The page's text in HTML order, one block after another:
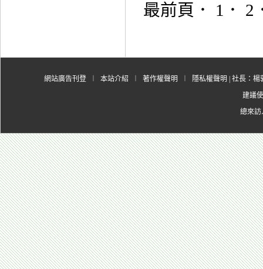
最前頁 ． 1． 2
網站廣告刊登 本站介紹 著作權聲明 隱私權聲明 | 社長：
建議
總來訪